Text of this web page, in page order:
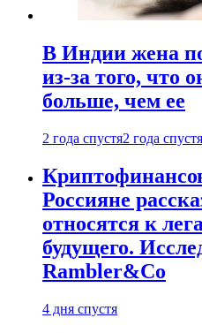
В Индии жена
из-за того, что
больше, чем ее
2 года спустя2 года спустя
Россияне
относятся к
будущего.
Rambler&Co
4 дня спустя